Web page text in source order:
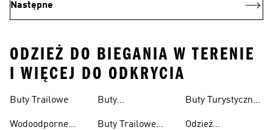
Następne
ODZIEŻ DO BIEGANIA W TERENIE
I WIĘCEJ DO ODKRYCIA
Buty Trailowe
Wodoodporne
Buty
Buty Trailowe
Buty Turystyczne
Odzież